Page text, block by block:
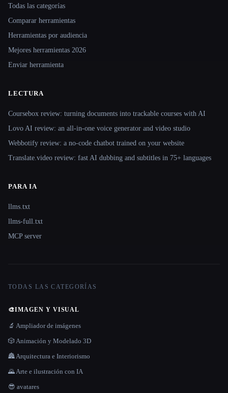
Todas las categorías
Comparar herramientas
Herramientas por audiencia
Mejores herramientas 2026
Enviar herramienta
LECTURA
Coursebox review: turning documents into trackable courses with AI
Lovo AI review: an all-in-one voice generator and video studio
Webbotify review: a no-code chatbot trained on your website
Translate.video review: fast AI dubbing and subtitles in 75+ languages
PARA IA
llms.txt
llms-full.txt
MCP server
TODAS LAS CATEGORÍAS
🎨IMAGEN Y VISUAL
🔬 Ampliador de imágenes
🎲 Animación y Modelado 3D
🏯 Arquitectura e Interiorismo
🌄 Arte e ilustración con IA
😎 avatares